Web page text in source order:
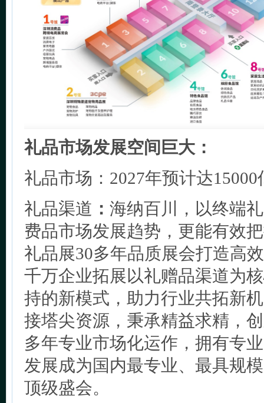
礼品市场发展空间巨大：
礼品市场：2027年预计达
礼品渠道 ： 海纳百川，以终端
费品市场发展趋势，更能有效
礼品展30多年品质展会打造高
千万企业拓展以礼赠品渠道为
持的新模式，助力行业共拓新
接塔尖资源，秉承精益求精，
多年专业市场化运作，拥有专
发展成为国内最专业、最具规
顶级盛会。